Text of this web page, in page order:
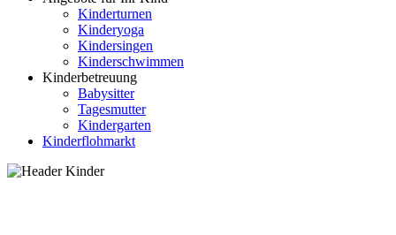
Kinderturnen
Kinderyoga
Kindersingen
Kinderschwimmen
Kinderbetreuung
Babysitter
Tagesmutter
Kindergarten
Kinderflohmarkt